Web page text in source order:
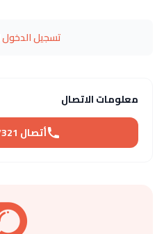
تسجيل الدخول
معلومات الاتصال
أتصال 01210467321